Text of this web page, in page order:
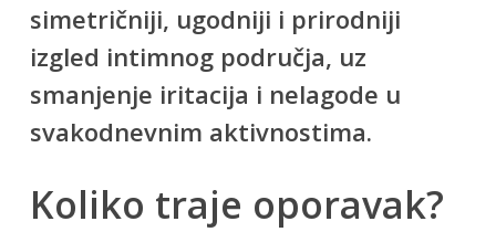
simetričniji, ugodniji i prirodniji
izgled intimnog područja, uz
smanjenje iritacija i nelagode u
svakodnevnim aktivnostima.
Koliko traje oporavak?